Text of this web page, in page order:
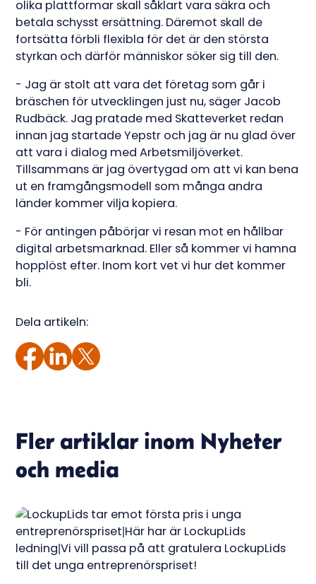
olika plattformar skall såklart vara säkra och
betala schysst ersättning. Däremot skall de
fortsätta förbli flexibla för det är den största
styrkan och därför människor söker sig till den.
- Jag är stolt att vara det företag som går i
bräschen för utvecklingen just nu, säger Jacob
Rudbäck. Jag pratade med Skatteverket redan
innan jag startade Yepstr och jag är nu glad över
att vara i dialog med Arbetsmiljöverket.
Tillsammans är jag övertygad om att vi kan bena
ut en framgångsmodell som många andra
länder kommer vilja kopiera.
- För antingen påbörjar vi resan mot en hållbar
digital arbetsmarknad. Eller så kommer vi hamna
hopplöst efter. Inom kort vet vi hur det kommer
bli.
Dela artikeln:
Fler artiklar inom Nyheter
och media